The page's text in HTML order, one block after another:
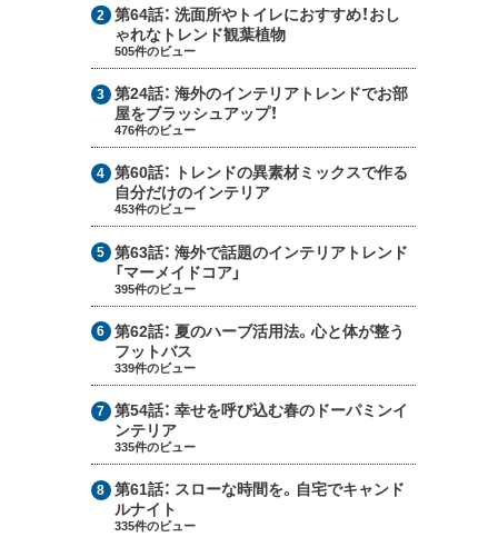
第64話：洗面所やトイレにおすすめ！おし
ゃれなトレンド観葉植物
505件のビュー
第24話：海外のインテリアトレンドでお部
屋をブラッシュアップ！
476件のビュー
第60話： トレンドの異素材ミックスで作る
自分だけのインテリア
453件のビュー
第63話：海外で話題のインテリアトレンド
「マーメイドコア」
395件のビュー
第62話：夏のハーブ活用法。心と体が整う
フットバス
339件のビュー
第54話：幸せを呼び込む春のドーパミンイ
ンテリア
335件のビュー
第61話： スローな時間を。自宅でキャンド
ルナイト
335件のビュー